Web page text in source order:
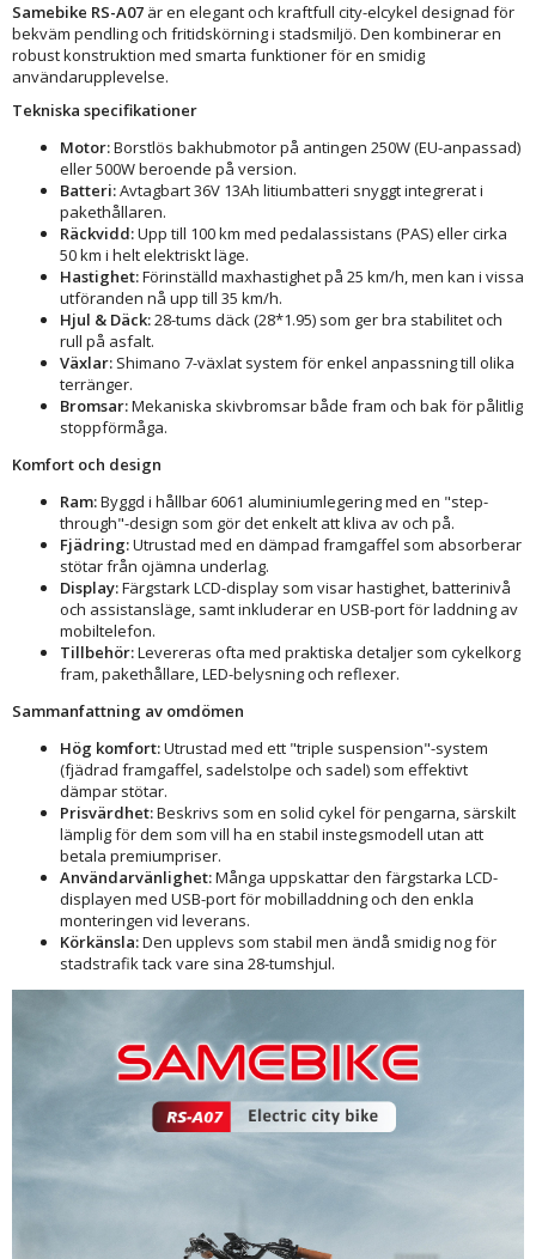
Samebike RS-A07 är en elegant och kraftfull city-elcykel designad för
bekväm pendling och fritidskörning i stadsmiljö. Den kombinerar en
robust konstruktion med smarta funktioner för en smidig
användarupplevelse.
Tekniska specifikationer
Motor:Borstlös bakhubmotor på antingen 250W (EU-anpassad)
eller 500W beroende på version.
Batteri:Avtagbart 36V 13Ah litiumbatteri snyggt integrerat i
pakethållaren.
Räckvidd:Upp till 100 km med pedalassistans (PAS) eller cirka
50 km i helt elektriskt läge.
Hastighet:Förinställd maxhastighet på 25 km/h, men kan i vissa
utföranden nå upp till 35 km/h.
Hjul & Däck:28-tums däck (28*1.95) som ger bra stabilitet och
rull på asfalt.
Växlar: Shimano 7-växlat system för enkel anpassning till olika
terränger.
Bromsar:Mekaniska skivbromsar både fram och bak för pålitlig
stoppförmåga.
Komfort och design
Ram:Byggd i hållbar 6061 aluminiumlegering med en "step-
through"-design som gör det enkelt att kliva av och på.
Fjädring:Utrustad med en dämpad framgaffel som absorberar
stötar från ojämna underlag.
Display:Färgstark LCD-display som visar hastighet, batterinivå
och assistansläge, samt inkluderar en USB-port för laddning av
mobiltelefon.
Tillbehör:Levereras ofta med praktiska detaljer som cykelkorg
fram, pakethållare, LED-belysning och reflexer.
Sammanfattning av omdömen
Hög komfort:Utrustad med ett "triple suspension"-system
(fjädrad framgaffel, sadelstolpe och sadel) som effektivt
dämpar stötar.
Prisvärdhet:Beskrivs som en solid cykel för pengarna, särskilt
lämplig för dem som vill ha en stabil instegsmodell utan att
betala premiumpriser.
Användarvänlighet:Många uppskattar den färgstarka LCD-
displayen med USB-port för mobilladdning och den enkla
monteringen vid leverans.
Körkänsla:Den upplevs som stabil men ändå smidig nog för
stadstrafik tack vare sina 28-tumshjul.